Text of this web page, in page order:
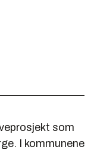
som
I kommunene